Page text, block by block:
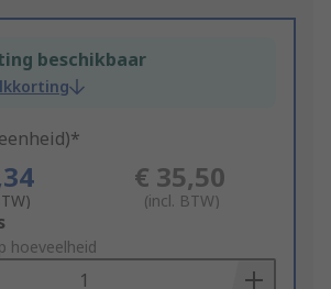
beschikbaar
€ 35,50
(incl. BTW)
hoeveelheid